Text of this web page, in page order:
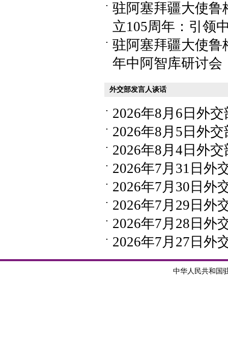
驻阿塞拜疆大使鲁
立105周年：引领
驻阿塞拜疆大使鲁
年中阿智库研讨会
外交部发言人谈话
2026年8月6日外
2026年8月5日外
2026年8月4日外
2026年7月31日外
2026年7月30日外
2026年7月29日外
2026年7月28日外
2026年7月27日外
中华人民共和国